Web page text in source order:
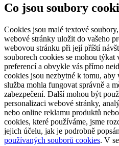
Co jsou soubory
Cookies jsou malé textové
webové stránky uložit do vašeho
webovou stránku při její příští
souborech cookies se mohou týkat
preferencí a obvykle vás přímo
cookies jsou nezbytné k tomu,
služba mohla fungovat správně a
zabezpečení. Další mohou být
personalizaci webové stránky,
nebo online reklamu produktů
cookies, které používáme, jsme
jejich účelu, jak je podrobně
používaných souborů cookies. V